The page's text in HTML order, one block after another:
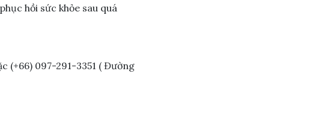
hồi sức khỏe sau quá
(+66) 097-291-3351 ( Đường